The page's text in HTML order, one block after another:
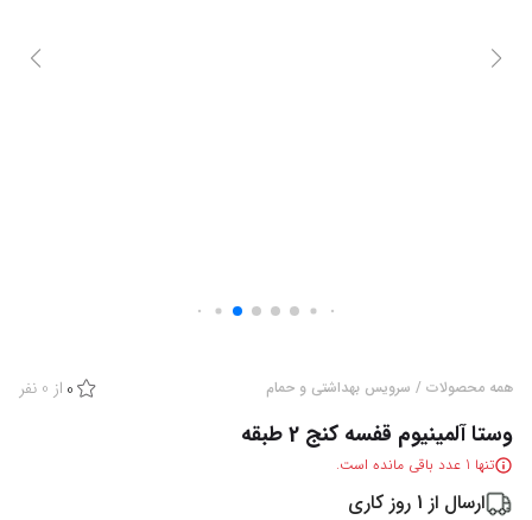
همه محصولات / سرویس بهداشتی و حمام 0 از 0 نفر
وستا آلمینیوم قفسه کنج 2 طبقه
تنها 1 عدد باقی مانده است.
ارسال از 1 روز کاری